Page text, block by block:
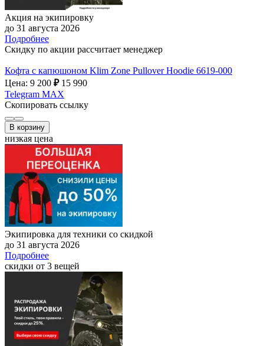
Акция на экипировку
до 31 августа 2026
Подробнее
Скидку по акции рассчитает менеджер
Кофта с капюшоном Klim Zone Pullover Hoodie 6619-000
Цена: 9 200 ₽ 15 990
Telegram MAX
Скопировать ссылку
В корзину
низкая цена
Экипировка для техники со скидкой
до 31 августа 2026
Подробнее
скидки от 3 вещей